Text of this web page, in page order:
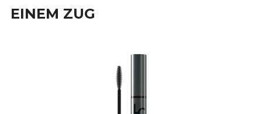
EINEM ZUG